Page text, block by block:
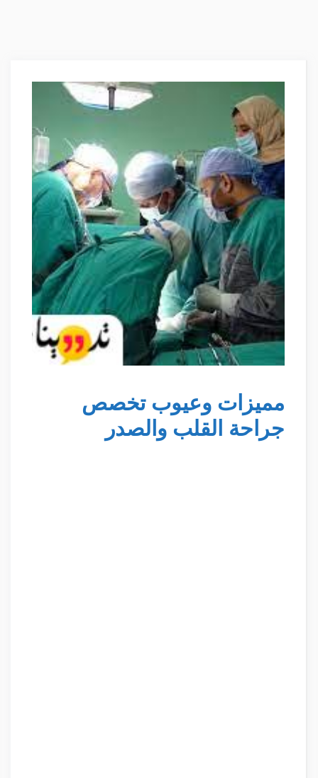
مميزات وعيوب تخصص
جراحة القلب والصدر